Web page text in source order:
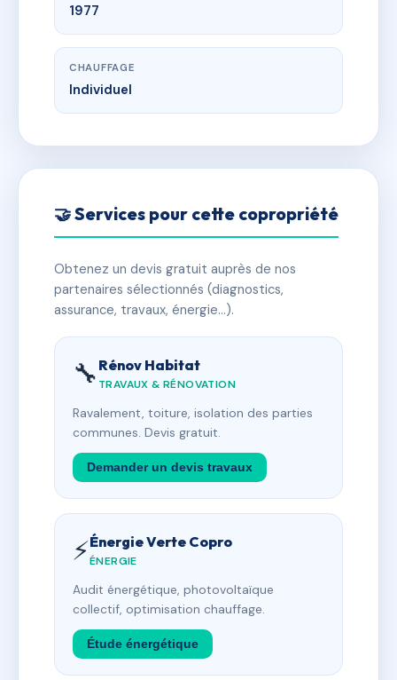
1977
CHAUFFAGE
Individuel
🤝 Services pour cette copropriété
Obtenez un devis gratuit auprès de nos
partenaires sélectionnés (diagnostics,
assurance, travaux, énergie…).
🔧 Rénov Habitat
TRAVAUX & RÉNOVATION
Ravalement, toiture, isolation des parties
communes. Devis gratuit.
Demander un devis travaux
⚡Énergie Verte Copro
ÉNERGIE
Audit énergétique, photovoltaïque
collectif, optimisation chauffage.
Étude énergétique